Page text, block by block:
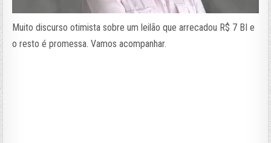
Muito discurso otimista sobre um leilão que arrecadou R$ 7 BI e
o resto é promessa. Vamos acompanhar.